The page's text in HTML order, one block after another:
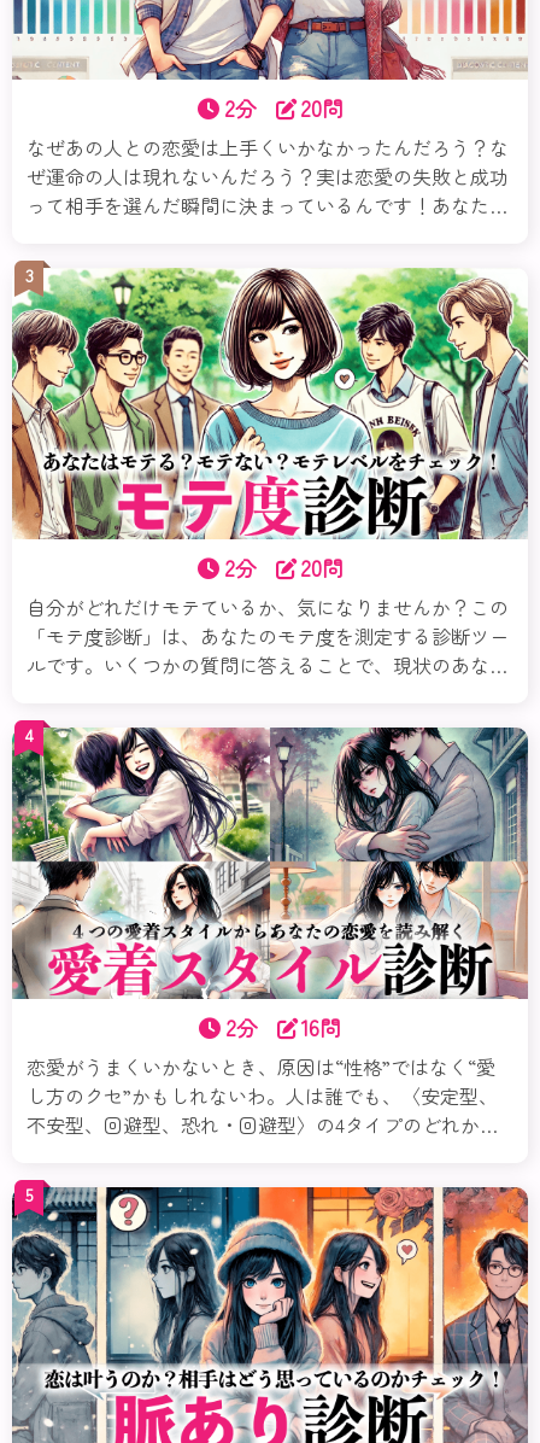
2分 20問
なぜあの人との恋愛は上手くいかなかったんだろう？な
ぜ運命の人は現れないんだろう？実は恋愛の失敗と成功
って相手を選んだ瞬間に決まっているんです！あなたは
いますか？恋愛で失敗しないためにはその相性が何より
も大事！この診断ではあなたの性格に合った相性タイプ
がわかります。今すぐチェックしてみましょう。
3
2分 20問
自分がどれだけモテているか、気になりませんか？この
「モテ度診断」は、あなたのモテ度を測定する診断ツー
ルです。いくつかの質問に答えることで、現状のあなた
など「モテ」というテーマを多角的に分析＆アドバイス
します。さあ、自分の魅力を再発見してみましょう！
4
2分 16問
恋愛がうまくいかないとき、原因は“性格”ではなく“愛
し方のクセ”かもしれないわ。人は誰でも、〈安定型、
不安型、回避型、恐れ・回避型〉の4タイプのどれかの
や心のパターンを紐解いていくわ。気づくだけで、恋は
もっとラクになるのよ。まずは診断から始めてみてね。
それじゃ愛着スタイル診断スタートよ！
5